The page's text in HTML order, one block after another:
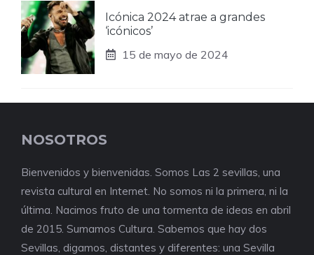
Icónica 2024 atrae a grandes
‘icónicos’
15 de mayo de 2024
NOSOTROS
Bienvenidos y bienvenidas. Somos Las 2 sevillas, una
revista cultural en Internet. No somos ni la primera, ni la
última. Nacimos fruto de una tormenta de ideas en abril
de 2015. Sumamos Cultura. Sabemos que hay dos
Sevillas, digamos, distantes y diferentes: una Sevilla